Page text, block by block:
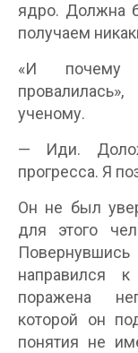
ядро. Должна
получаем
«И почему
ученому.
— Иди.
прогресса. Я
Он не был
для этого
направился
поражена
которой он
понятия не